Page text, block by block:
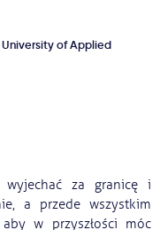
of Applied
wyjechać za granicę i
a przede wszystkim
w przyszłości móc